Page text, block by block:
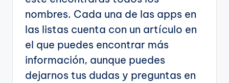
nombres. Cada una de las apps en
las listas cuenta con un artículo en
el que puedes encontrar más
información, aunque puedes
dejarnos tus dudas y preguntas en